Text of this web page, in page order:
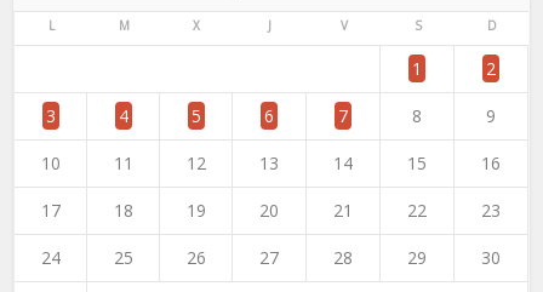
L M X J V S D
1 2
3 4 5 6 7 8 9
10 11 12 13 14 15 16
17 18 19 20 21 22 23
24 25 26 27 28 29 30